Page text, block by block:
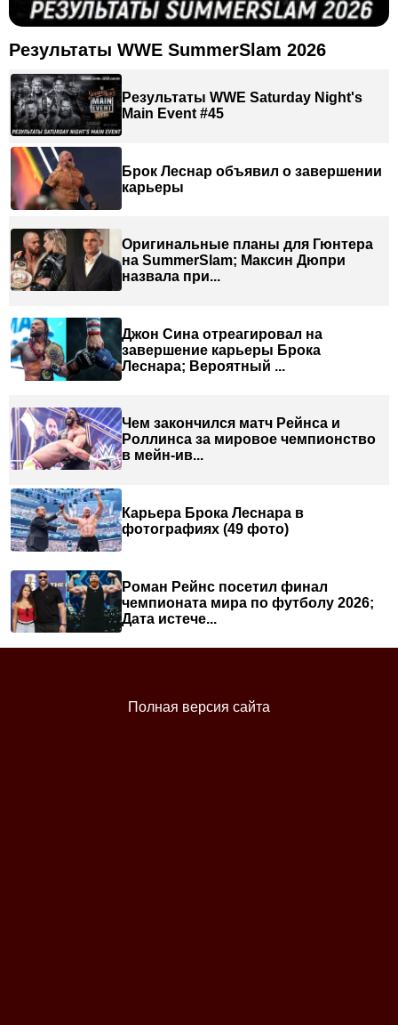
Результаты WWE SummerSlam 2026
Результаты WWE Saturday Night's
Main Event #45
Брок Леснар объявил о завершении
карьеры
Оригинальные планы для Гюнтера
на SummerSlam; Максин Дюпри
назвала при...
Джон Сина отреагировал на
завершение карьеры Брока
Леснара; Вероятный ...
Чем закончился матч Рейнса и
Роллинса за мировое чемпионство
в мейн-ив...
Карьера Брока Леснара в
фотографиях (49 фото)
Роман Рейнс посетил финал
чемпионата мира по футболу 2026;
Дата истече...
Полная версия сайта